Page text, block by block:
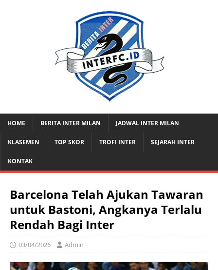
HOME BERITA INTER MILAN JADWAL INTER MILAN
KLASEMEN TOP SKOR TROFI INTER SEJARAH INTER
KONTAK
Barcelona Telah Ajukan Tawaran
untuk Bastoni, Angkanya Terlalu
Rendah Bagi Inter
03/04/2026 Admin